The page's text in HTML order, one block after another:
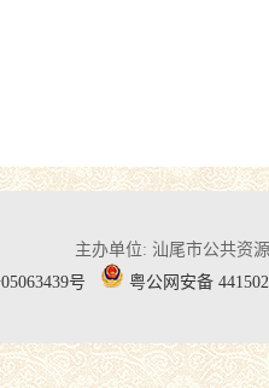
主办单位: 汕尾市公共资
号
粤公网安备